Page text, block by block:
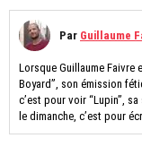
Par Guillaume
Lorsque Guillaume Faivre
Boyard”, son émission
c’est pour voir “Lupin”,
le dimanche, c’est pour